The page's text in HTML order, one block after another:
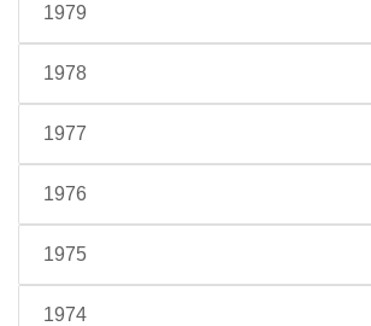
1979
1978
1977
1976
1975
1974